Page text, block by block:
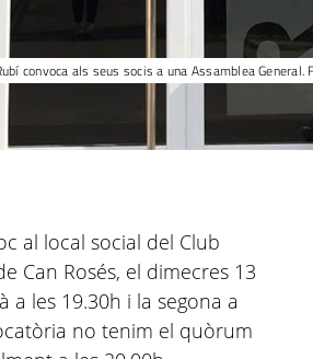
convoca als seus socis a una Assamblea General.
al local social del Club
Can Rosés, el dimecres 13
les 19.30h i la segona a
no tenim el quòrum